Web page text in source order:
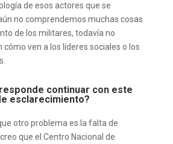
de esos actores que se
no comprendemos muchas cosas
de los militares, todavía no
ven a los líderes sociales o los
continuar con este
esclarecimiento?
otro problema es la falta de
que el Centro Nacional de